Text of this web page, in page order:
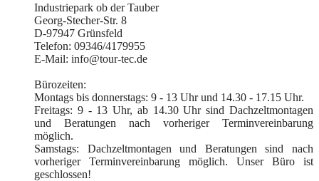
Industriepark ob der Tauber
Georg-Stecher-Str. 8
D-97947 Grünsfeld
Telefon: 09346/4179955
E-Mail: info@tour-tec.de
Bürozeiten:
Montags bis donnerstags: 9 - 13 Uhr und 14.30 - 17.15 Uhr.
Freitags: 9 - 13 Uhr, ab 14.30 Uhr sind Dachzeltmontagen
und Beratungen nach vorheriger Terminvereinbarung
möglich.
Samstags: Dachzeltmontagen und Beratungen sind nach
vorheriger Terminvereinbarung möglich. Unser Büro ist
geschlossen!